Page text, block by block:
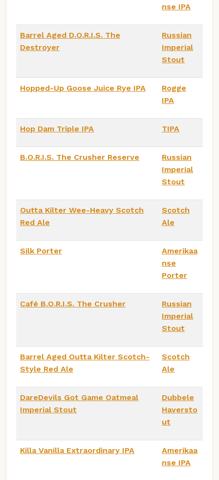
nse IPA
Barrel Aged D.O.R.I.S. The
Destroyer
Russian
Imperial
Stout
Hopped-Up Goose Juice Rye IPA
Rogge
IPA
Hop Dam Triple IPA TIPA
B.O.R.I.S. The Crusher Reserve
Russian
Imperial
Stout
Outta Kilter Wee-Heavy Scotch
Red Ale
Scotch
Ale
Silk Porter
Amerikaa
nse
Porter
Café B.O.R.I.S. The Crusher
Russian
Imperial
Stout
Barrel Aged Outta Kilter Scotch-
Style Red Ale
Scotch
Ale
DareDevils Got Game Oatmeal
Imperial Stout
Dubbele
Haversto
ut
Killa Vanilla Extraordinary IPA
Amerikaa
nse IPA